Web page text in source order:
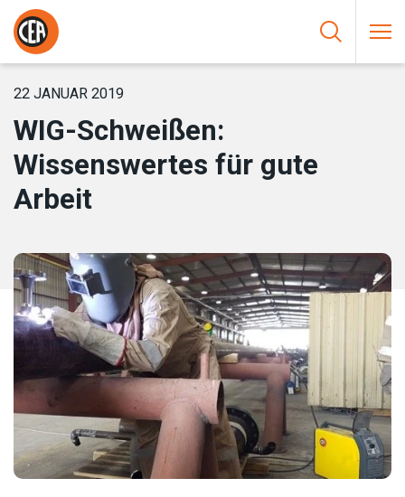
Zum Inhalt springen
HOME/
UTE ARBEIT
22 JANUAR 2019
WIG-Schweißen:
Wissenswertes für gute
Arbeit